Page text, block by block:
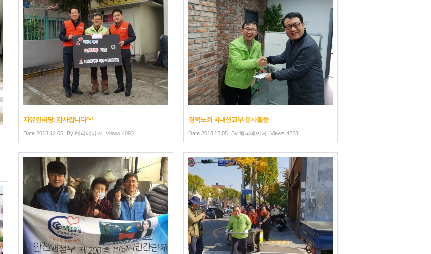
자유한국당, 감사합니다^^
Date 2018.12.05 By 해피메이커 Views 4093
경북노회 국내선교부 봉사활동
Date 2018.12.05 By 해피메이커 Views 4223